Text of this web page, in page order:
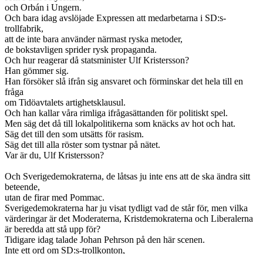
och Orbán i Ungern.
Och bara idag avslöjade Expressen att medarbetarna i SD:s-
trollfabrik,
att de inte bara använder närmast ryska metoder,
de bokstavligen sprider rysk propaganda.
Och hur reagerar då statsminister Ulf Kristersson?
Han gömmer sig.
Han försöker slå ifrån sig ansvaret och förminskar det hela till en
fråga
om Tidöavtalets artighetsklausul.
Och han kallar våra rimliga ifrågasättanden för politiskt spel.
Men säg det då till lokalpolitikerna som knäcks av hot och hat.
Säg det till den som utsätts för rasism.
Säg det till alla röster som tystnar på nätet.
Var är du, Ulf Kristersson?
Och Sverigedemokraterna, de låtsas ju inte ens att de ska ändra sitt
beteende,
utan de firar med Pommac.
Sverigedemokraterna har ju visat tydligt vad de står för, men vilka
värderingar är det Moderaterna, Kristdemokraterna och Liberalerna
är beredda att stå upp för?
Tidigare idag talade Johan Pehrson på den här scenen.
Inte ett ord om SD:s-trollkonton,